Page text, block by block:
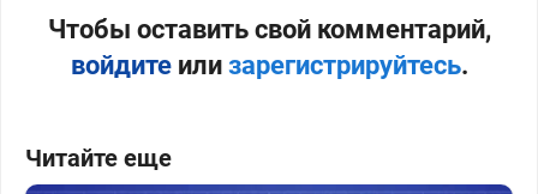
Чтобы оставить свой комментарий,
войдитеили зарегистрируйтесь.
Читайте еще